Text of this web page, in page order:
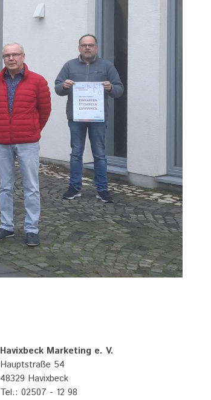
Havixbeck Marketing e. V.
Hauptstraße 54
48329 Havixbeck
Tel.: 02507 - 12 98